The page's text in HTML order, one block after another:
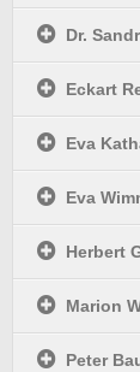
Dr.
Eckart
Eva
Eva
Herbert
Marion
Peter